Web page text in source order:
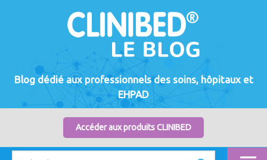
Accéder aux produits CLINIBED
Blog dédié aux professionnels des soins, hôpitaux et
EHPAD